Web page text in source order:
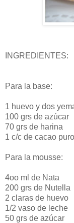
INGREDIENTES:
Para la base:
1 huevo y dos
100 grs de azúcar
70 grs de harina
1 c/c de cacao puro
Para la mousse:
4oo ml de Nata
200 grs de Nutella
2 claras de huevo
1/2 vaso de leche
50 grs de azúcar